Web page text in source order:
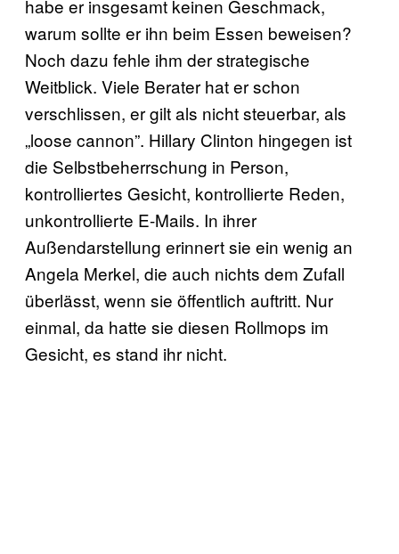
habe er insgesamt keinen Geschmack,
warum sollte er ihn beim Essen beweisen?
Noch dazu fehle ihm der strategische
Weitblick. Viele Berater hat er schon
verschlissen, er gilt als nicht steuerbar, als
„loose cannon”. Hillary Clinton hingegen ist
die Selbstbeherrschung in Person,
kontrolliertes Gesicht, kontrollierte Reden,
unkontrollierte E-Mails. In ihrer
Außendarstellung erinnert sie ein wenig an
Angela Merkel, die auch nichts dem Zufall
überlässt, wenn sie öffentlich auftritt. Nur
einmal, da hatte sie diesen Rollmops im
Gesicht, es stand ihr nicht.